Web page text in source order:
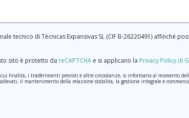
tecnico di Técnicas Expansivas SL (CIF B-­26220491) affinché
sito è protetto da reCAPTCHA e si applicano la Privacy Policy di
finalità, i trasferimenti previsti e altre circostanze, si informano al momento
il mantenimento della relazione stabilita, la gestione integrale e
la massima riservatezza e nel rispetto di tutti i requisiti del Regolamento